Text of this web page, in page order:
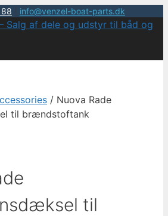
info@venzel-boat-parts.dk
/ Nuova Rade
til brændstoftank
til